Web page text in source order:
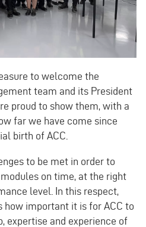
to welcome the
team and its President
proud to show them, with a
far we have come since
birth of ACC.
to be met in order to
on time, at the right
level. In this respect,
how important it is for ACC to
expertise and experience of